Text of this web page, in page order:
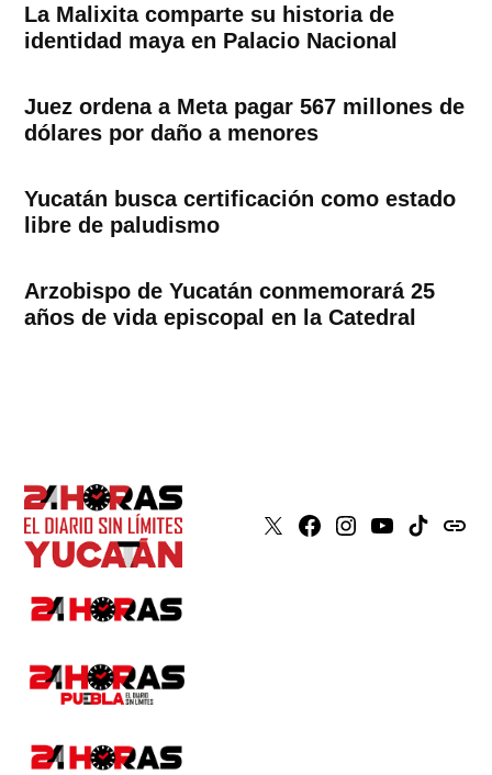
La Malixita comparte su historia de
identidad maya en Palacio Nacional
Juez ordena a Meta pagar 567 millones de
dólares por daño a menores
Yucatán busca certificación como estado
libre de paludismo
Arzobispo de Yucatán conmemorará 25
años de vida episcopal en la Catedral
X Faceboook
Instagram
YoutubeTiktokissuu